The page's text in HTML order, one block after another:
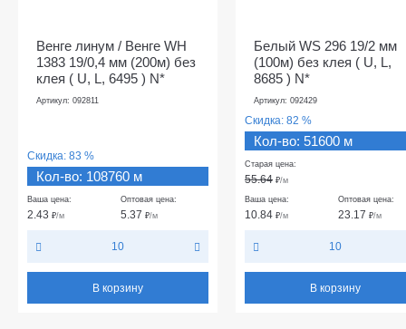
Венге линум / Венге WH
1383 19/0,4 мм (200м) без
клея ( U, L, 6495 ) N*
Артикул: 092811
Скидка: 83 %
Кол-во: 108760 м
Ваша цена:
2.43 ₽/м
Оптовая цена:
5.37 ₽/м
10
В корзину
Белый WS 296 19/2 мм
(100м) без клея ( U, L,
8685 ) N*
Артикул: 092429
Скидка: 82 %
Кол-во: 51600 м
Старая цена:
55.64 ₽/м
Ваша цена:
10.84 ₽/м
Оптовая цена:
23.17 ₽/м
10
В корзину